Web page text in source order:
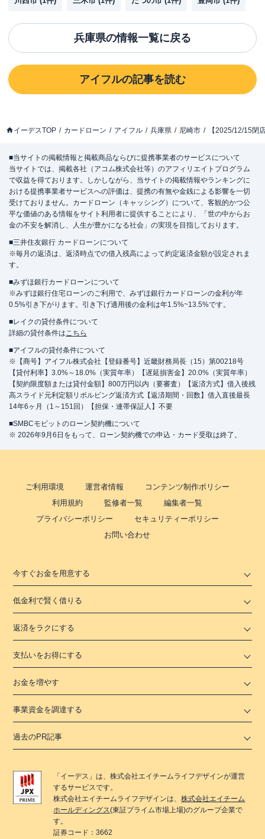
兵庫県の情報一覧に戻る
アイフルの記事を読む
イーデスTOP カードローン アイフル 兵庫県 尼崎市 【2025/12/15閉
■当サイトの掲載情報と掲載商品ならびに提携事業者のサービスについて
当サイトでは、掲載各社（アコム株式会社等）のアフィリエイトプログラム
で収益を得ております。しかしながら、当サイトの掲載情報やランキングに
おける提携事業者サービスへの評価は、提携の有無や金銭による影響を一切
受けておりません。カードローン（キャッシング）について、客観的かつ公
平な価値のある情報をサイト利用者に提供することにより、「世の中からお
金の不安を解消し、人生が豊かになる社会」の実現を目指しております。
■三井住友銀行 カードローンについて
※毎月の返済は、返済時点での借入残高によって約定返済金額が設定されま
す。
■みずほ銀行カードローンについて
※みずほ銀行住宅ローンのご利用で、みずほ銀行カードローンの金利が年
0.5%引き下がります。引き下げ適用後の金利は年1.5%~13.5%です。
■レイクの貸付条件について
詳細の貸付条件はこちら
■アイフルの貸付条件について
※【商号】アイフル株式会社【登録番号】近畿財務局長（15）第00218号
【貸付利率】3.0%～18.0%（実質年率）【遅延損害金】20.0%（実質年率）
【契約限度額または貸付金額】800万円以内（要審査）【返済方式】借入後残
高スライド元利定額リボルビング返済方式【返済期間・回数】借入直後最長
14年6ヶ月（1～151回）【担保・連帯保証人】不要
■SMBCモビットのローン契約機について
※ 2026年9月6日をもって、ローン契約機での申込・カード受取は終了。
ご利用環境 運営者情報
コンテンツ制作ポリシー
利用規約
監修者一覧
編集者一覧
プライバシーポリシー
セキュリティーポリシー
お問い合わせ
今すぐお金を用意する
低金利で賢く借りる
返済をラクにする
支払いをお得にする
お金を増やす
事業資金を調達する
過去のPR記事
「 イーデス 」は、株式会社エイチームライフデザインが運営
するサービスです。
株式会社エイチームライフデザインは、株式会社エイチーム
ホールディングス(東証プライム市場上場)のグループ企業で
す。
証券コード：3662